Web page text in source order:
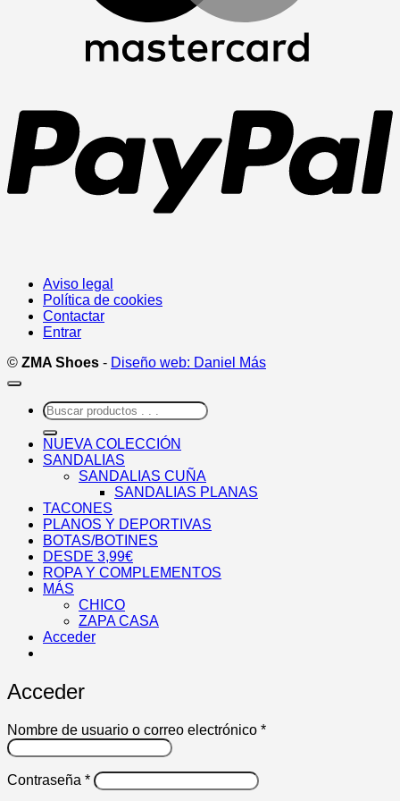
Aviso legal
Política de cookies
Contactar
Entrar
© ZMA Shoes - Diseño web: Daniel Más
Buscar
por:
NUEVA COLECCIÓN
SANDALIAS
SANDALIAS CUÑA
SANDALIAS PLANAS
TACONES
PLANOS Y DEPORTIVAS
BOTAS/BOTINES
DESDE 3,99€
ROPA Y COMPLEMENTOS
MÁS
CHICO
ZAPA CASA
Acceder
Acceder
Nombre de usuario o correo electrónico *Obligatorio
Contraseña *Obligatorio